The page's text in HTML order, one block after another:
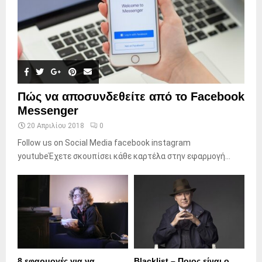
Πώς να αποσυνδεθείτε από το Facebook
Messenger
20 Απριλίου 2018 0
Follow us on Social Media facebook instagram
youtubeΈχετε σκουπίσει κάθε καρτέλα στην εφαρμογή...